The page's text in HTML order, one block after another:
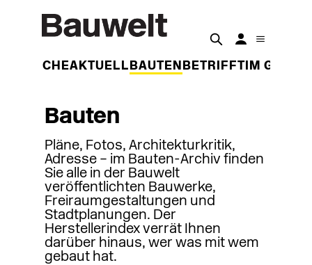
WOCHEAKTUELL BAUTEN BETRIFFT IM
Bauten
Pläne, Fotos, Architekturkritik,
Adresse – im Bauten-Archiv finden
Sie alle in der Bauwelt
veröffentlichten Bauwerke,
Freiraumgestaltungen und
Stadtplanungen. Der
Herstellerindex verrät Ihnen
darüber hinaus, wer was mit wem
gebaut hat.